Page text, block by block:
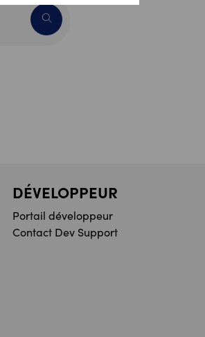
DÉVELOPPEUR
Portail développeur
Contact Dev Support